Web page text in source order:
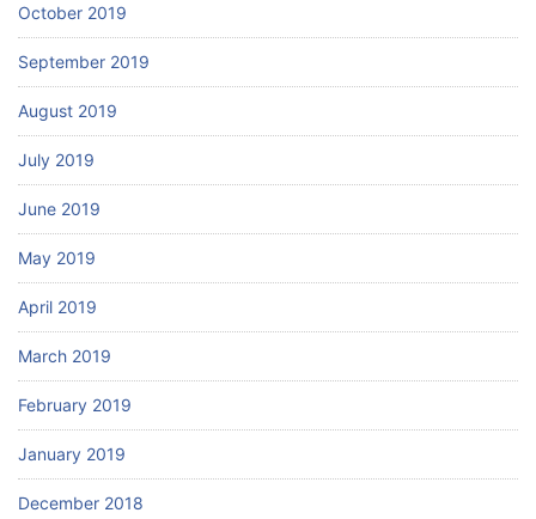
October 2019
September 2019
August 2019
July 2019
June 2019
May 2019
April 2019
March 2019
February 2019
January 2019
December 2018